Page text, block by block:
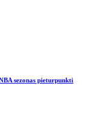
sezonas pieturpunkti